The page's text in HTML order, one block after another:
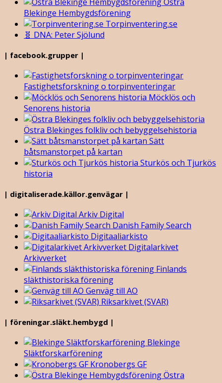
Östra
Blekinge Hembygdsförening
Torpinventering.se
🧬 DNA: Peter Sjölund
| facebook.grupper |
Fastighetsforskning o torpinventeringar
Möcklös och
Senorens historia
Östra Blekinges folkliv och bebyggelsehistoria
Sätt
båtsmanstorpet på kartan
Sturkös och Tjurkös
historia
| digitaliserade.källor.genvägar |
Arkiv Digital
Danish Family Search
Digitaaliarkisto
Digitalarkivet
Arkivverket
Finlands
släkthistoriska förening
Genväg till AO
Riksarkivet (SVAR)
| föreningar.släkt.hembygd |
Blekinge
Släktforskarförening
Kronobergs GF
Östra